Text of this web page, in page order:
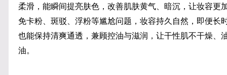
柔滑，能瞬间提亮肤色，改善肌肤黄气、暗沉，让妆容更
免卡粉、斑驳、浮粉等尴尬问题，妆容持久自然，即便长
也能保持清爽通透，兼顾控油与滋润，让干性肌不干燥、
油。